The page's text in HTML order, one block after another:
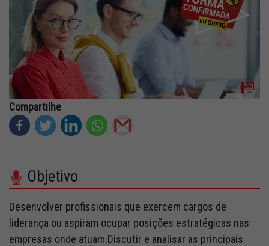
Fale Conosco
Quem Somos
Diretorias e Comissões
Parceiros
Fotos
Imprensa
Prêmio de Sustentabilidade
Compartilhe
Objetivo
Desenvolver profissionais que exercem cargos de
liderança ou aspiram ocupar posições estratégicas nas
empresas onde atuam.Discutir e analisar as principais